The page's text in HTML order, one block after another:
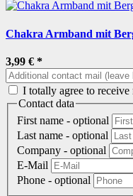
Chakra Armband mit
3,99 € *
I totally agree to
Contact data
First name - optional
Last name - optional
Company - optional
E-Mail
Phone - optional